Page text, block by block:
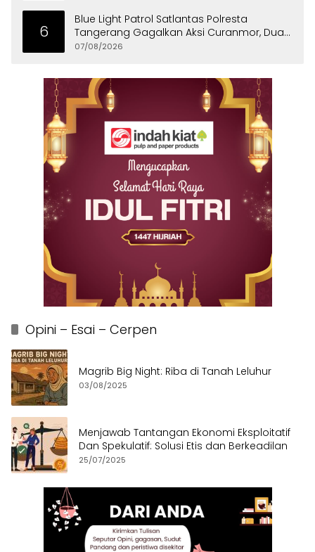
6
Blue Light Patrol Satlantas Polresta
Tangerang Gagalkan Aksi Curanmor, Dua
Pria Diamankan
07/08/2026
Opini – Esai – Cerpen
Magrib Big Night: Riba di Tanah Leluhur
03/08/2025
Menjawab Tantangan Ekonomi Eksploitatif
Dan Spekulatif: Solusi Etis dan Berkeadilan
25/07/2025